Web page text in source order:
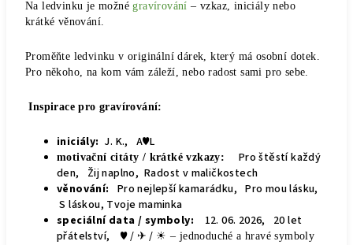
Na ledvinku je možnégravírování – vzkaz, iniciály nebo
krátké věnování.
Proměňte ledvinku v originální dárek, který má osobní dotek.
Pro někoho, na kom vám záleží, nebo radost sami pro sebe.
Inspirace pro gravírování:
iniciály: J. K., A♥L
motivační citáty / krátké vzkazy:
Pro štěstí každý
den, Žij naplno, Radost v maličkostech
věnování: Pro nejlepší kamarádku, Pro mou lásku,
S láskou, Tvoje maminka
speciální data / symboly: 12. 06. 2026, 20 let
přátelství, ♥ / ✈ / ☀ – jednoduché a hravé symboly